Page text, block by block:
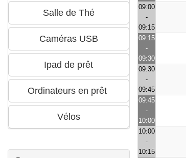
09:00
-
09:15
09:15
-
09:30
09:30
-
09:45
09:45
-
10:00
10:00
-
10:15